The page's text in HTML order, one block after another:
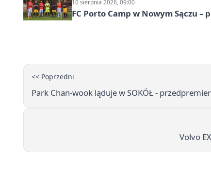
10 sierpnia 2026, 09:00
FC Porto Camp w Nowym Sączu –
<< Poprzedni
Park Chan-wook ląduje w SOKÓŁ -
Volvo